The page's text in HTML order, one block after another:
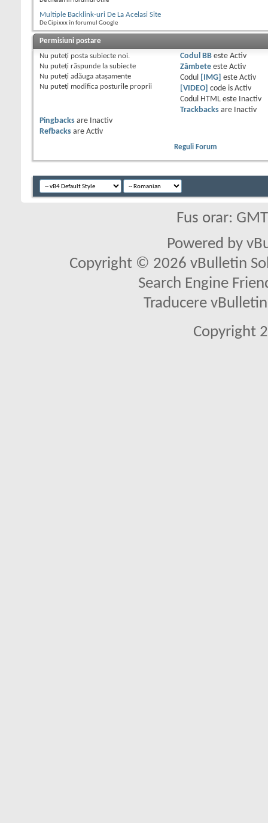
Multiple Backlink-uri De La Acelasi Site
De Cipixxx în forumul Google
Permisiuni postare
Nu puteţi posta subiecte noi.
Nu puteţi răspunde la subiecte
Nu puteţi adăuga ataşamente
Nu puteţi modifica posturile proprii
Codul BBeste Activ
Zâmbeteeste Activ
Codul
[IMG] este Activ
[VIDEO] code is Activ
Codul HTML este
Inactiv
Trackbacksare
Inactiv
Pingbacks are
Inactiv
Refbacks are Activ
Reguli Forum
Fus orar:
Powered by
Copyright © 2026 vBulletin
Search Engine
Traducere
Copyright